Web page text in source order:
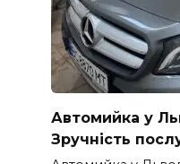
Автомийка у
Зручність